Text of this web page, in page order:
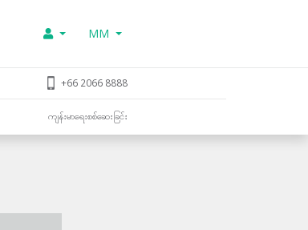
MM
+66 2066 8888
ကျန်းမာရေးစစ်ဆေးခြင်း